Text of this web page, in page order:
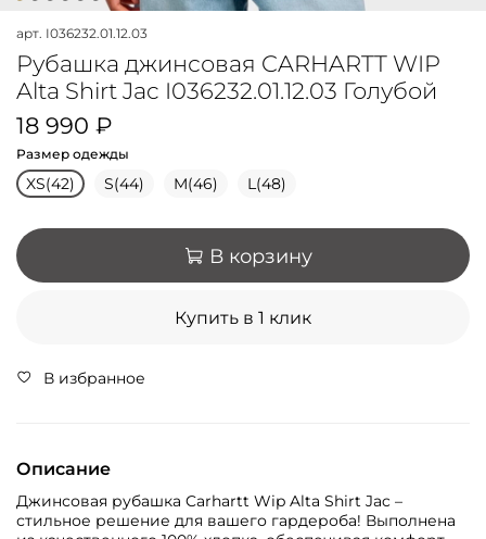
арт. I036232.01.12.03
Рубашка джинсовая CARHARTT WIP
Alta Shirt Jac I036232.01.12.03 Голубой
18 990 ₽
Размер одежды
XS(42) S(44) M(46) L(48)
В корзину
Купить в 1 клик
В избранное
Описание
Джинсовая рубашка Carhartt Wip Alta Shirt Jac –
стильное решение для вашего гардероба! Выполнена